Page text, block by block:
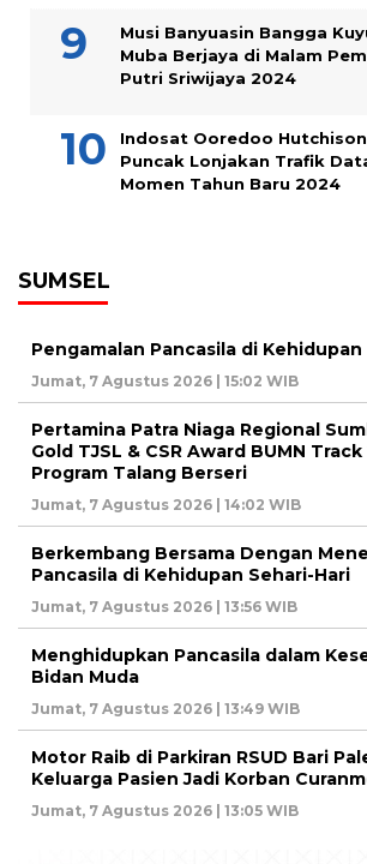
Musi Banyuasin Bangga
Muba Berjaya di Malam
Putri Sriwijaya 2024
Indosat Ooredoo
Puncak Lonjakan Trafik
Momen Tahun Baru 2024
SUMSEL
Pengamalan Pancasila di
Jumat, 7 Agustus 2026 | 15:02 WIB
Pertamina Patra Niaga Regional
Gold TJSL & CSR Award BUMN
Program Talang Berseri
Jumat, 7 Agustus 2026 | 14:02 WIB
Berkembang Bersama Dengan
Pancasila di Kehidupan Sehari-Hari
Jumat, 7 Agustus 2026 | 13:56 WIB
Menghidupkan Pancasila dalam
Bidan Muda
Jumat, 7 Agustus 2026 | 13:49 WIB
Motor Raib di Parkiran RSUD Bari
Keluarga Pasien Jadi Korban
Jumat, 7 Agustus 2026 | 13:05 WIB